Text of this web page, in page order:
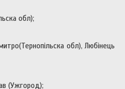
обл);
обл), Любінець
(Ужгород);